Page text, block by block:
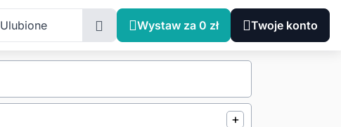
Ulubione Wystaw za 0 zł Twoje konto
+